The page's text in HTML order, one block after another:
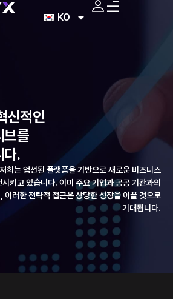
KO
신적인
브를
다.
희는 엄선된 플랫폼을 기반으로 새로운 비즈니스
키고 있습니다. 이미 주요 기업과 공공 기관과의
이러한 전략적 접근은 상당한 성장을 이끌 것으로
기대됩니다.